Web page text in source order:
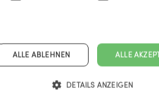
ALLE
ALLE ABLEHNEN
DETAILS ANZEIGEN